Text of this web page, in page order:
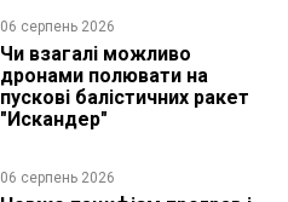
06 серпень 2026
Чи взагалі можливо
дронами полювати на
пускові балістичних ракет
"Искандер"
06 серпень 2026